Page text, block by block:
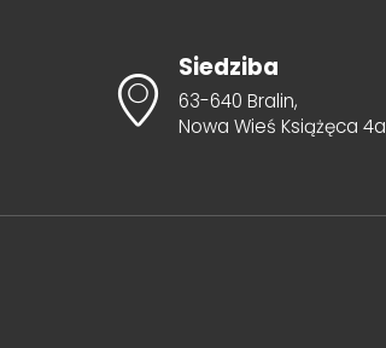
Siedziba
63-640 Bralin,
Nowa Wieś Książęca 4a